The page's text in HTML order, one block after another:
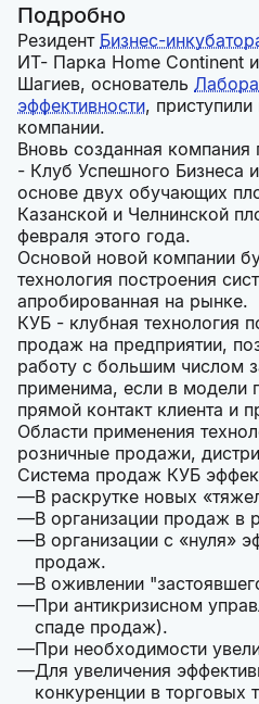
Подробно
Резидент Бизнес-
ИТ- Парка Home Continent
Шагиев, основатель
эффективности,
компании.
Вновь созданная компания
- Клуб Успешного Бизнеса
основе двух обучающих
Казанской и Челнинской
февраля этого года.
Основой новой компании
технология построения
апробированная на рынке.
КУБ - клубная технология
продаж на предприятии,
работу с большим числом
применима, если в модели
прямой контакт клиента и
Области применения
розничные продажи,
Система продаж КУБ
В раскрутке новых
В организации продаж в
В организации с «нуля»
продаж.
В оживлении
При антикризисном
спаде продаж).
При необходимости
Для увеличения
конкуренции в торговых